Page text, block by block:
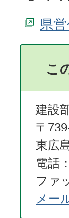
県
こ
建設
〒
東広
電話
ファ
メー